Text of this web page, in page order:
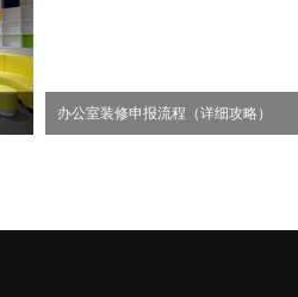
办公室装修申报流程（详细攻略）